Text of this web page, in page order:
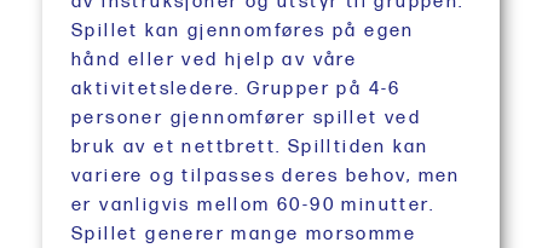
Spillet kan gjennomføres på egen
hånd eller ved hjelp av våre
aktivitetsledere. Grupper på 4-6
personer gjennomfører spillet ved
bruk av et nettbrett. Spilltiden kan
variere og tilpasses deres behov, men
er vanligvis mellom 60-90 minutter.
Spillet generer mange morsomme